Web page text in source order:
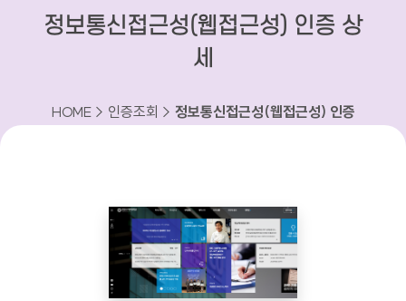
정보통신접근성(웹접근성) 인증 상
세
HOME > 인증조회 > 정보통신접근성(웹접근성) 인증